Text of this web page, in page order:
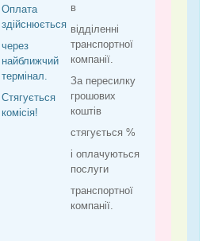
Оплата
здійснюється
через
найближчий
термінал.
Стягується
комісія!
в
відділенні
транспортної
компанії.
За пересилку
грошових
коштів
стягується %
і оплачуються
послуги
транспортної
компанії.